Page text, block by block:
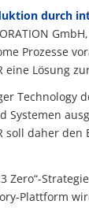
durch
Prozesse
eine Lösung
Technology
Systemen
soll daher
Zero“-
Plattform